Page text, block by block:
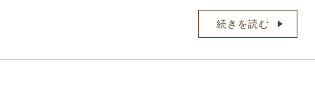
続きを読む